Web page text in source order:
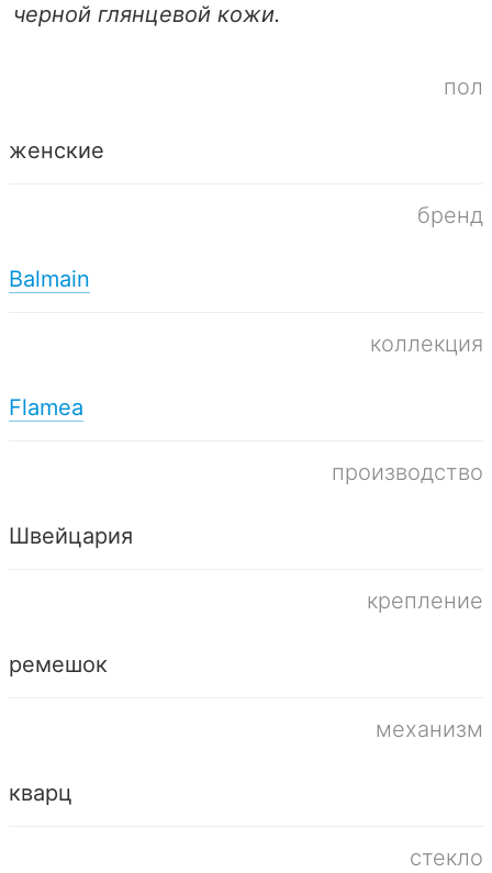
черной глянцевой кожи.
пол
женские
бренд
Balmain
коллекция
Flamea
производство
Швейцария
крепление
ремешок
механизм
кварц
стекло